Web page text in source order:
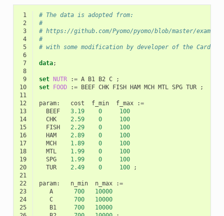
1
# The data is adopted from:
2
#
3
# https://github.com/Pyomo/pyomo/blob/master/
4
#
5
# with some modification by developer of the
6
7
data;
8
9
set NUTR := A B1 B2 C
;
10
set FOOD := BEEF CHK FISH HAM MCH MTL SPG TUR
;
11
12
param: cost f_min f_max :=
13
BEEF 3.19 0
100
14
CHK 2.59 0
100
15
FISH 2.29 0
100
16
HAM 2.89 0
100
17
MCH 1.89 0
100
18
MTL 1.99 0
100
19
SPG 1.99 0
100
20
TUR 2.49 0 100
;
21
22
param: n_min n_max :=
23
A 700
10000
24
C 700
10000
25
B1 700
10000